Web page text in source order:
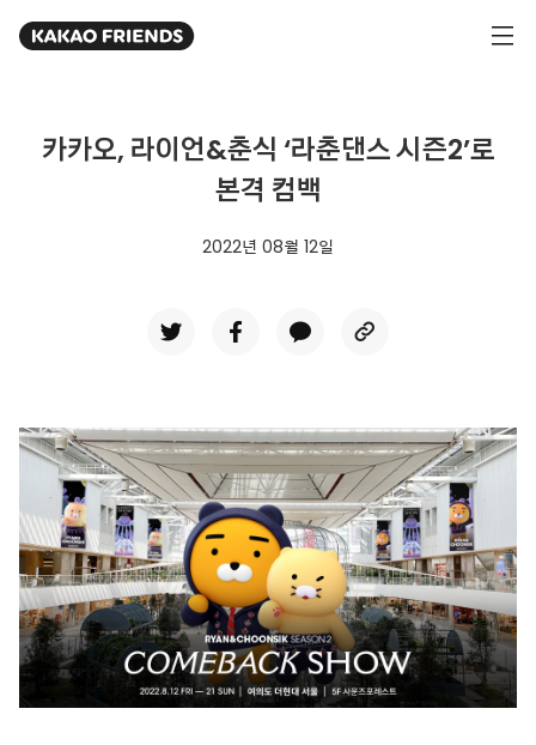
카카오, 라이언&춘식 ‘라춘댄스 시즌2’로
본격 컴백
2022년 08월 12일